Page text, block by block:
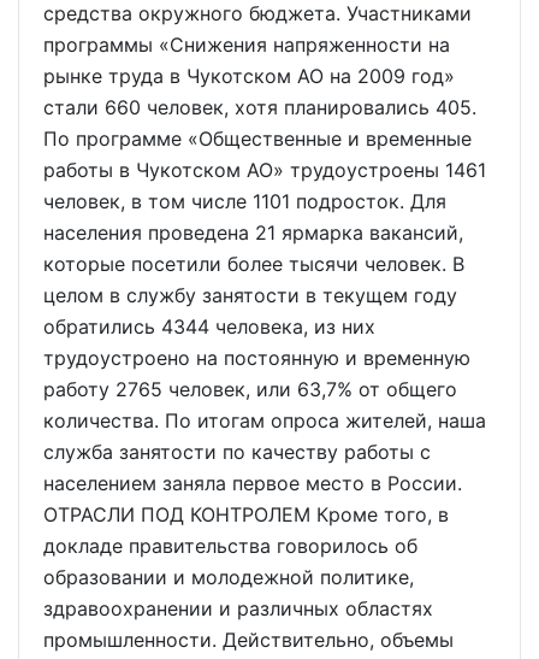
средства окружного бюджета. Участниками
программы «Снижения напряженности на
рынке труда в Чукотском АО на 2009 год»
стали 660 человек, хотя планировались 405.
По программе «Общественные и временные
работы в Чукотском АО» трудоустроены 1461
человек, в том числе 1101 подросток. Для
населения проведена 21 ярмарка вакансий,
которые посетили более тысячи человек. В
целом в службу занятости в текущем году
обратились 4344 человека, из них
трудоустроено на постоянную и временную
работу 2765 человек, или 63,7% от общего
количества. По итогам опроса жителей, наша
служба занятости по качеству работы с
населением заняла первое место в России.
ОТРАСЛИ ПОД КОНТРОЛЕМ Кроме того, в
докладе правительства говорилось об
образовании и молодежной политике,
здравоохранении и различных областях
промышленности. Действительно, объемы